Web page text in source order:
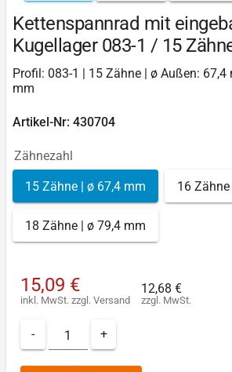
Kettenspannrad mit
Kugellager 083-1 / 15
Profil: 083-1 | 15 Zähne | ø Außen:
mm
Artikel-Nr: 430704
Zähnezahl
15 Zähne | ø 67,4 mm 16
18 Zähne | ø 79,4 mm
15,09 €
inkl. MwSt. zzgl. Versand
12,68 €
zzgl. MwSt.
- +